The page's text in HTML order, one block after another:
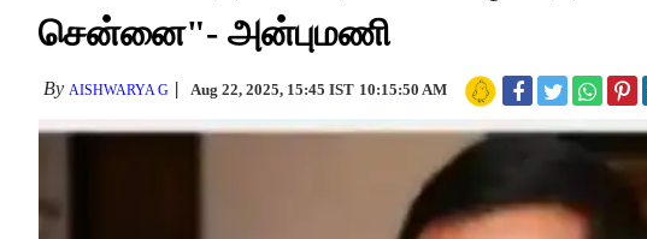
சென்னை​​​​​​​"- அன்புமணி
By AISHWARYA G Aug 22, 2025, 15:45 IST 10:15:50 AM